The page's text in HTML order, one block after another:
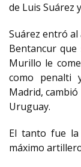
de Luis Suárez
Suárez entró
Bentancur
Murillo le
como penalti
Madrid,
Uruguay.
El tanto fue la
máximo